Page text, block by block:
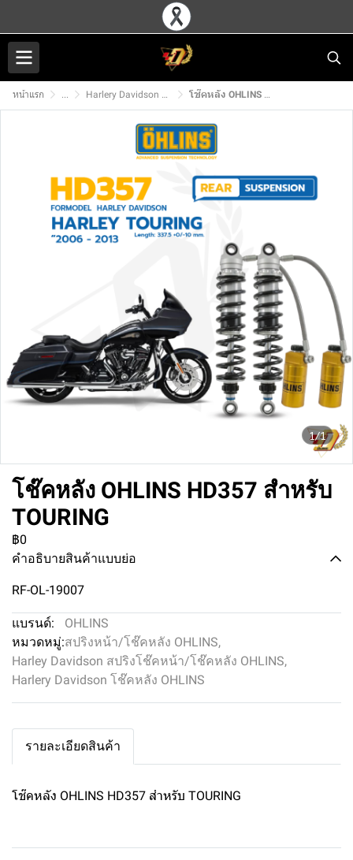
หน้าแรก ... Harlery Davidson โช๊คหลัง OHLINS โช๊คหลัง OHLINS HD357 สำหรับ TOURING
1/1
โช๊คหลัง OHLINS HD357 สำหรับ
TOURING
฿0
คำอธิบายสินค้าแบบย่อ
RF-OL-19007
แบรนด์:
OHLINS
หมวดหมู่:สปริงหน้า/โช๊คหลัง OHLINS,
Harley Davidson สปริงโช๊คหน้า/โช๊คหลัง OHLINS,
Harlery Davidson โช๊คหลัง OHLINS
รายละเอียดสินค้า
โช๊คหลัง OHLINS HD357 สำหรับ TOURING